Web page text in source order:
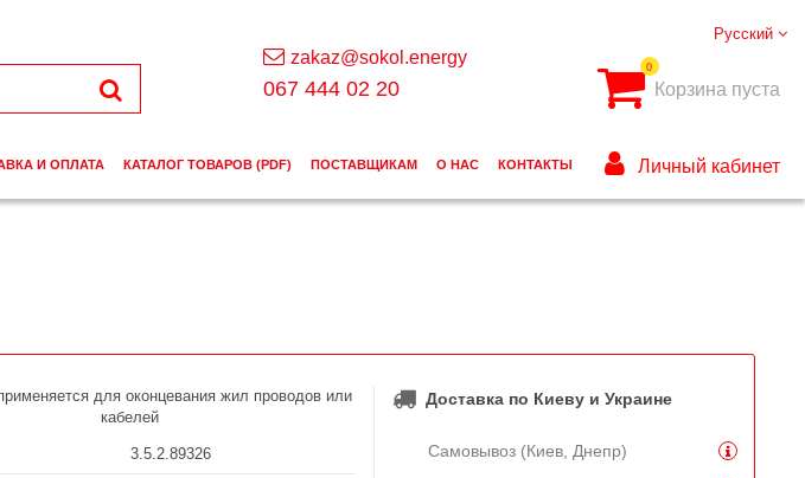
для оконцевания жил проводов или
кабелей
3.5.2.89326
Доставка по Киеву и Украине
Самовывоз (Киев, Днепр)
Русский
zakaz@sokol.energy
067 444 02 20
0
Корзина пуста
И ОПЛАТА КАТАЛОГ ТОВАРОВ (PDF) ПОСТАВЩИКАМ О НАС КОНТАКТЫ Личный кабинет